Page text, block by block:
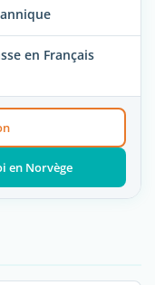
en Français
en Norvège